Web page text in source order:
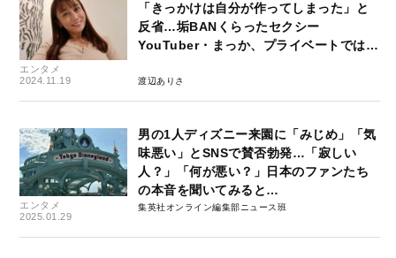
エンタメ
2024.11.19
「きっかけは自分が作ってしまった」と
反省…垢BANくらったセクシー
YouTuber・まっか、プライベートでは…
渡辺ありさ
エンタメ
2025.01.29
男の1人ディズニー来園に「みじめ」「気
味悪い」とSNSで賛否勃発…「寂しい
人？」「何が悪い？」日本のファンたち
の本音を聞いてみると…
集英社オンライン編集部ニュース班